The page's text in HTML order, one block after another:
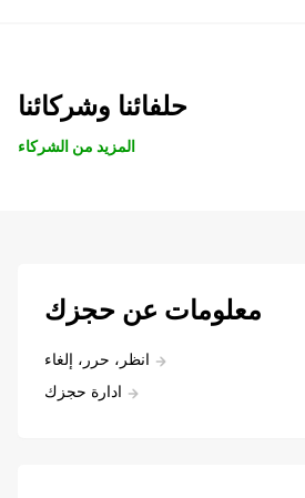
حلفائنا وشركائنا
المزيد من الشركاء
معلومات عن حجزك
انظر، حرر، إلغاء
ادارة حجزك